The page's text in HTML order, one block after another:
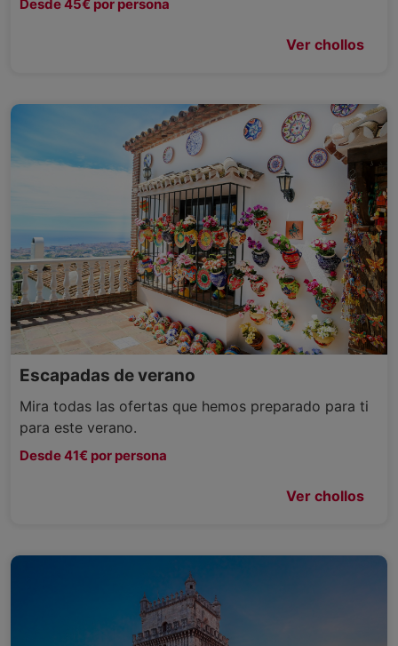
Desde 45€ por persona
Ver chollos
Escapadas de verano
Mira todas las ofertas que hemos preparado para ti
para este verano.
Desde 41€ por persona
Ver chollos